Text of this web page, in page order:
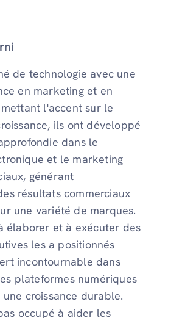
de technologie avec une
en marketing et en
l'accent sur le
ils ont développé
dans le
et le marketing
générant
résultats commerciaux
une variété de marques.
élaborer et à exécuter des
les a positionnés
incontournable dans
plateformes numériques
croissance durable.
occupé à aider les